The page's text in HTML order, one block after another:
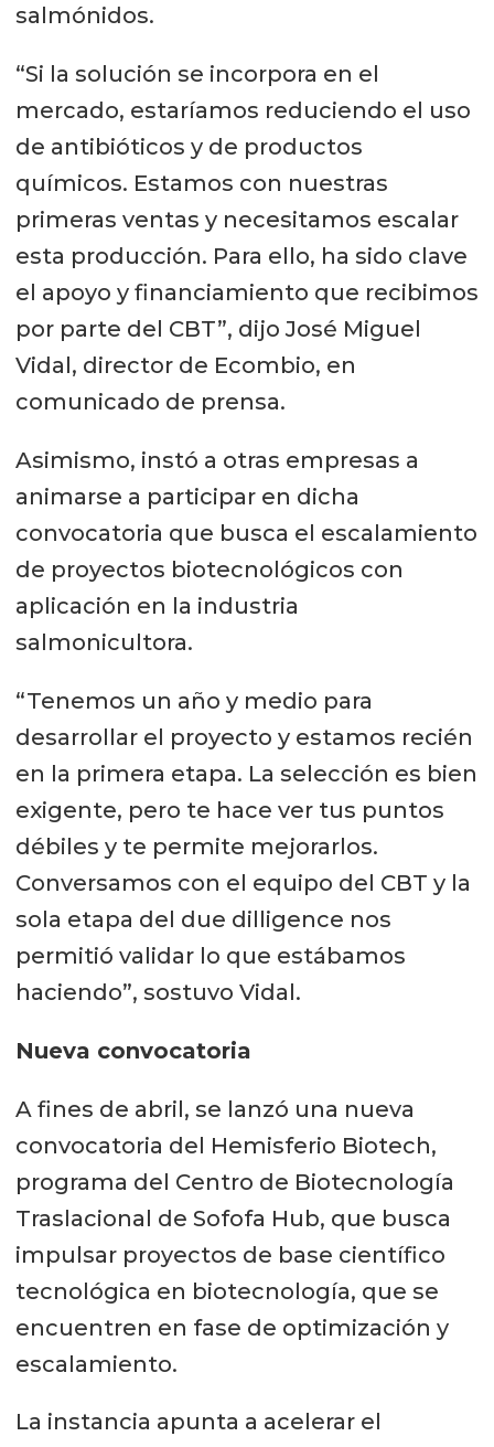
salmónidos.
“Si la solución se incorpora en el
mercado, estaríamos reduciendo el uso
de antibióticos y de productos
químicos. Estamos con nuestras
primeras ventas y necesitamos escalar
esta producción. Para ello, ha sido clave
el apoyo y financiamiento que recibimos
por parte del CBT”, dijo José Miguel
Vidal, director de Ecombio, en
comunicado de prensa.
Asimismo, instó a otras empresas a
animarse a participar en dicha
convocatoria que busca el escalamiento
de proyectos biotecnológicos con
aplicación en la industria
salmonicultora.
“Tenemos un año y medio para
desarrollar el proyecto y estamos recién
en la primera etapa. La selección es bien
exigente, pero te hace ver tus puntos
débiles y te permite mejorarlos.
Conversamos con el equipo del CBT y la
sola etapa del due dilligence nos
permitió validar lo que estábamos
haciendo”, sostuvo Vidal.
Nueva convocatoria
A fines de abril, se lanzó una nueva
convocatoria del Hemisferio Biotech,
programa del Centro de Biotecnología
Traslacional de Sofofa Hub, que busca
impulsar proyectos de base científico
tecnológica en biotecnología, que se
encuentren en fase de optimización y
escalamiento.
La instancia apunta a acelerar el